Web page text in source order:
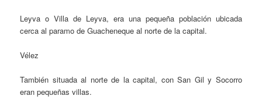
Leyva o Villa de Leyva, era una pequeña población ubicada
cerca al paramo de Guacheneque al norte de la capital.
Vélez
También situada al norte de la capital, con San Gil y Socorro
eran pequeñas villas.